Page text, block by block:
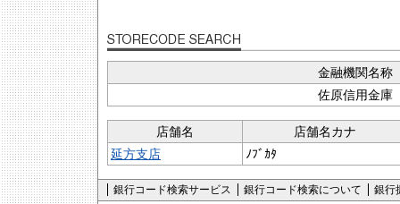
金融機関名称
佐原信用金庫
店舗名
店舗名カナ
延方支店
ﾉﾌﾞｶﾀ
銀行コード検索サービス 銀行コード検索について
銀行